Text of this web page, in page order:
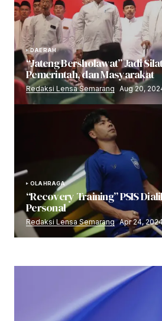
DAERAH
“Jateng Bersholawat” Jadi
Pemerintah, dan Masyarakat
Redaksi Lensa Semarang Aug 20,
OLAHRAGA
“Recovery Training” PSIS
Personal
Redaksi Lensa Semarang Apr 24,